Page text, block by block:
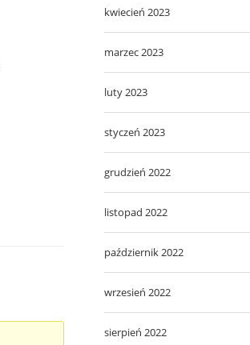
kwiecień 2023
marzec 2023
luty 2023
styczeń 2023
grudzień 2022
listopad 2022
październik 2022
wrzesień 2022
sierpień 2022